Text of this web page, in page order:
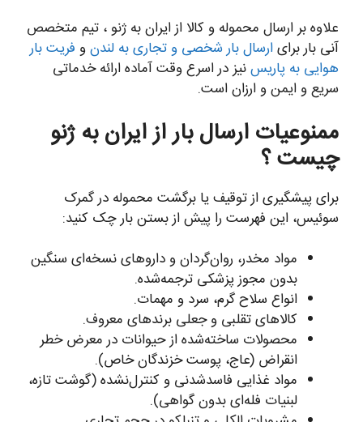
علاوه بر ارسال محموله و کالا از ایران به ژنو ، تیم متخصص
آنی بار برایارسال بار شخصی و تجاری به لندنو فریت بار
هوایی به پاریسنیز در اسرع وقت آماده ارائه خدماتی
سریع و ایمن و ارزان است.
ممنوعیات ارسال بار از ایران به ژنو
چیست ؟
برای پیشگیری از توقیف یا برگشت محموله در گمرک
سوئیس، این فهرست را پیش از بستن بار چک کنید:
مواد مخدر، روان‌گردان و داروهای نسخه‌ای سنگین
بدون مجوز پزشکی ترجمه‌شده.
انواع سلاح گرم، سرد و مهمات.
کالاهای تقلبی و جعلی برندهای معروف.
محصولات ساخته‌شده از حیوانات در معرض خطر
انقراض (عاج، پوست خزندگان خاص).
مواد غذایی فاسدشدنی و کنترل‌نشده (گوشت تازه،
لبنیات فله‌ای بدون گواهی).